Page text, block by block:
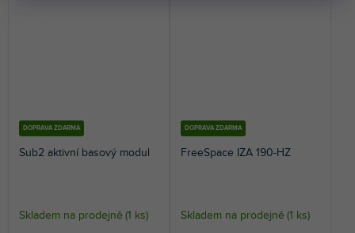
DOPRAVA ZDARMA
Sub2 aktivní basový modul
Skladem na prodejně (1 ks)
DOPRAVA ZDARMA
FreeSpace IZA 190-HZ
Skladem na prodejně (1 ks)